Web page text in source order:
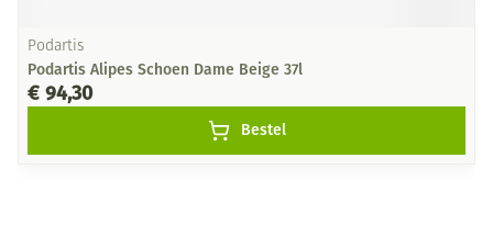
Podartis
Podartis Alipes Schoen Dame Beige 37l
€ 94,30
Bestel